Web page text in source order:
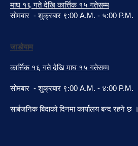
माघ १६ गते देखि कार्त्तिक १५ गतेसम्म
सोमबार - शुक्रबार ९:00 A.M. - ५:00 P.M.
जाडोयाम
कार्त्तिक १६ गते देखि माघ १५ गतेसम्म
सोमबार - शुक्रबार ९:00 A.M. - ४:00 P.M.
सार्बजनिक बिदाको दिनमा कार्यालय बन्द रहने छ ।